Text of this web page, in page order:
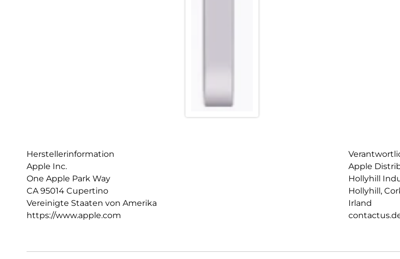
Herstellerinformation
Apple Inc.
One Apple Park Way
CA 95014 Cupertino
Vereinigte Staaten von Amerika
https://www.apple.com
Apple
Hollyhill
Hollyhill,
Irland